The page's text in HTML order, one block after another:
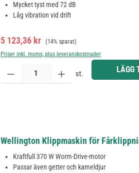
Mycket tyst med 72 dB
Låg vibration vid drift
Försäljningspris:
5 123,36 kr Ordinarie pris:
(14% sparat)
Priser inkl. moms, plus leveranskostnader
Produktkvantitet: Ange önskat belopp eller
st. LÄGG
Wellington Klippmaskin för
Kraftfull 370 W Worm-Drive-motor
Passar även getter och kameldjur